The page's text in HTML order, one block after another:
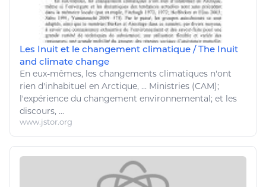
Les Inuit et le changement climatique / The Inuit
and climate change
En eux-mêmes, les changements climatiques n'ont
rien d'inhabituel en Arctique, ... Ministries (CAM);
l'expérience du changement environnemental; et les
discours, ...
www.jstor.org